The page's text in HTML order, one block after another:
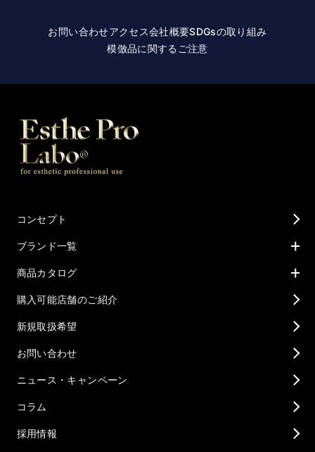
お問い合わせアクセス会社概要SDGsの取り組み
模倣品に関するご注意
コンセプト
ブランド一覧
商品カタログ
購入可能店舗のご紹介
新規取扱希望
お問い合わせ
ニュース・キャンペーン
コラム
採用情報